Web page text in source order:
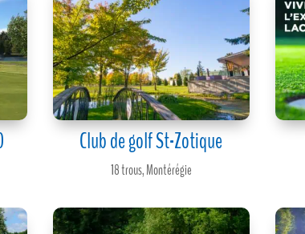
Club de golf St-Zotique
18 trous,Montérégie